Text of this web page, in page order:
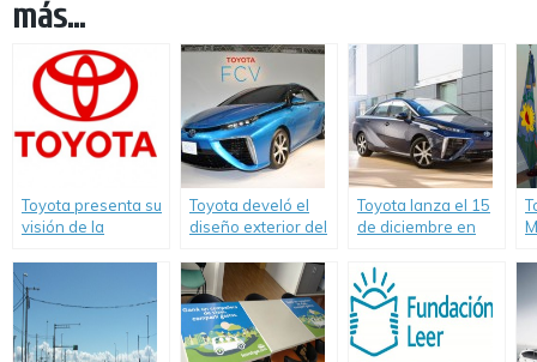
más...
Toyota presenta su
visión de la
sostenible en el
Salón del
Automóvil de Tokio
Toyota develó el
diseño exterior del
impulsado a
hidrógeno.
Toyota lanza el 15
de diciembre en
de pila de
combustible